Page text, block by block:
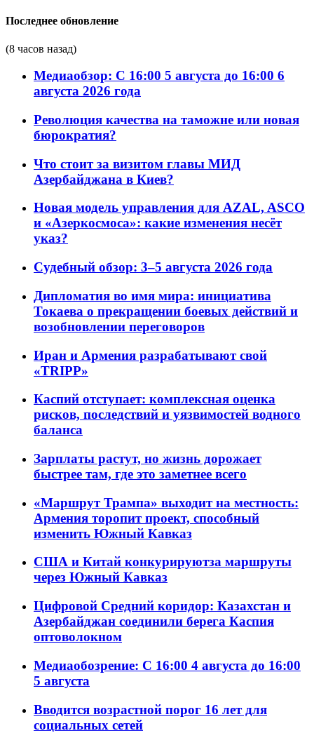
Последнее обновление
(8 часов назад)
Медиаобзор: С 16:00 5 августа до 16:00 6
августа 2026 года
Революция качества на таможне или новая
бюрократия?
Что стоит за визитом главы МИД
Азербайджана в Киев?
Новая модель управления для AZAL, ASCO
и «Азеркосмоса»: какие изменения несёт
указ?
Судебный обзор: 3–5 августа 2026 года
Дипломатия во имя мира: инициатива
Токаева о прекращении боевых действий и
возобновлении переговоров
Иран и Армения разрабатывают свой
«TRIPP»
Каспий отступает: комплексная оценка
рисков, последствий и уязвимостей водного
баланса
Зарплаты растут, но жизнь дорожает
быстрее там, где это заметнее всего
«Маршрут Трампа» выходит на местность:
Армения торопит проект, способный
изменить Южный Кавказ
США и Китай конкурируютза маршруты
через Южный Кавказ
Цифровой Средний коридор: Казахстан и
Азербайджан соединили берега Каспия
оптоволокном
Медиаобозрение: С 16:00 4 августа до 16:00
5 августа
Вводится возрастной порог 16 лет для
социальных сетей